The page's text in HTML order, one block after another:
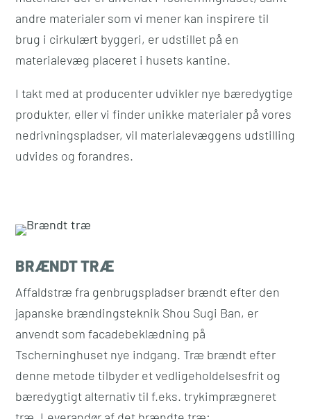
andre materialer som vi mener kan inspirere til
brug i cirkulært byggeri, er udstillet på en
materialevæg placeret i husets kantine.
I takt med at producenter udvikler nye bæredygtige
produkter, eller vi finder unikke materialer på vores
nedrivningspladser, vil materialevæggens udstilling
udvides og forandres.
BRÆNDT TRÆ
Affaldstræ fra genbrugspladser brændt efter den
japanske brændingsteknik Shou Sugi Ban, er
anvendt som facadebeklædning på
Tscherninghuset nye indgang. Træ brændt efter
denne metode tilbyder et vedligeholdelsesfrit og
bæredygtigt alternativ til f.eks. trykimprægneret